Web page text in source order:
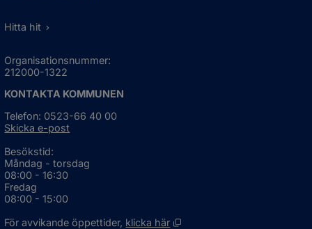
Hitta hit
Organisationsnummer:
212000-1322
KONTAKTA KOMMUNEN
Telefon: 0523-66 40 00
Skicka e-post
Besökstid:
Måndag - torsdag
08:00 - 16:30
Fredag
08:00 - 15:00
För avvikande öppettider, klicka här
Öppnas i nytt fönster.